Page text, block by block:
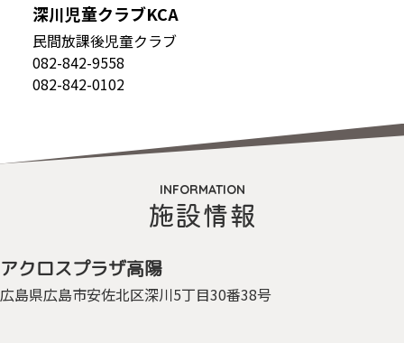
深川児童クラブKCA
民間放課後児童クラブ
082-842-9558
082-842-0102
INFORMATION
施設情報
アクロスプラザ高陽
広島県広島市安佐北区深川5丁目30番38号